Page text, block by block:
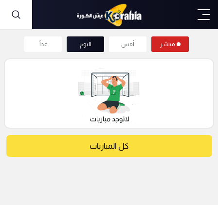
مباشر أمس اليوم غداً
كل المباريات